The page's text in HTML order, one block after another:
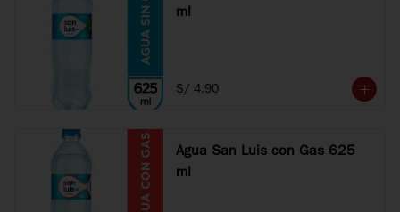
ml
S/ 4.90
Agua San Luis con Gas 625
ml